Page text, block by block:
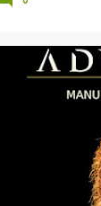
#ENTREVISTA AD